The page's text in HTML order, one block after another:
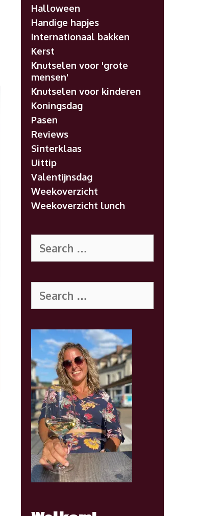
Halloween
Handige hapjes
Internationaal bakken
Kerst
Knutselen voor 'grote
mensen'
Knutselen voor kinderen
Koningsdag
Pasen
Reviews
Sinterklaas
Uittip
Valentijnsdag
Weekoverzicht
Weekoverzicht lunch
for:
for: